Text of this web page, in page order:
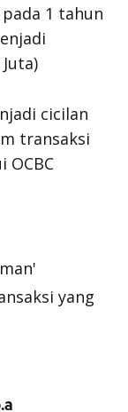
1 tahun
cicilan
transaksi
OCBC
yang